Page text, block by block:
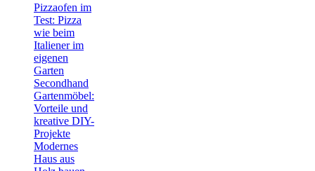
Pizzaofen im
Test: Pizza
wie beim
Italiener im
eigenen
Garten
Secondhand
Gartenmöbel:
Vorteile und
kreative DIY-
Projekte
Modernes
Haus aus